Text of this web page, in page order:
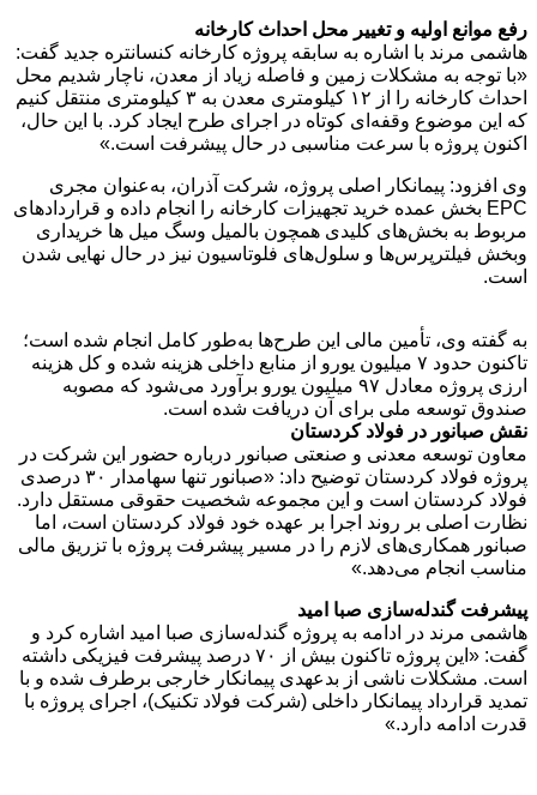
رفع موانع اولیه و تغییر محل احداث کارخانه
هاشمی مرند با اشاره به سابقه پروژه کارخانه کنسانتره جدید گفت:
«با توجه به مشکلات زمین و فاصله زیاد از معدن، ناچار شدیم محل
احداث کارخانه را از ۱۲ کیلومتری معدن به ۳ کیلومتری منتقل کنیم
که این موضوع وقفه‌ای کوتاه در اجرای طرح ایجاد کرد. با این حال،
اکنون پروژه با سرعت مناسبی در حال پیشرفت است.»
وی افزود: پیمانکار اصلی پروژه، شرکت آذران، به‌عنوان مجری
EPC بخش عمده خرید تجهیزات کارخانه را انجام داده و قراردادهای
مربوط به بخش‌های کلیدی همچون بالمیل و‌سگ میل ها خریداری
و‌بخش فیلترپرس‌ها و سلول‌های فلوتاسیون نیز در حال نهایی شدن
است.
به گفته وی، تأمین مالی این طرح‌ها به‌طور کامل انجام شده است؛
تاکنون حدود ۷ میلیون یورو از منابع داخلی هزینه شده و کل هزینه
ارزی پروژه معادل ۹۷ میلیون یورو برآورد می‌شود که مصوبه
صندوق توسعه ملی برای آن دریافت شده است.
نقش صبانور در فولاد کردستان
معاون توسعه معدنی و صنعتی صبانور درباره حضور این شرکت در
پروژه فولاد کردستان توضیح داد: «صبانور تنها سهامدار ۳۰ درصدی
فولاد کردستان است و این مجموعه شخصیت حقوقی مستقل دارد.
نظارت اصلی بر روند اجرا بر عهده خود فولاد کردستان است، اما
صبانور همکاری‌های لازم را در مسیر پیشرفت پروژه با تزریق مالی
مناسب انجام می‌دهد.»
پیشرفت گندله‌سازی صبا امید
هاشمی مرند در ادامه به پروژه گندله‌سازی صبا امید اشاره کرد و
گفت: «این پروژه تاکنون بیش از ۷۰ درصد پیشرفت فیزیکی داشته
است. مشکلات ناشی از بدعهدی پیمانکار خارجی برطرف شده و با
تمدید قرارداد پیمانکار داخلی (شرکت فولاد تکنیک)، اجرای پروژه با
قدرت ادامه دارد.»